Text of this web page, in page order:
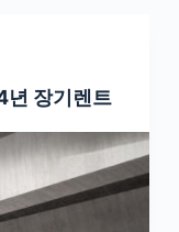
년 장기렌트